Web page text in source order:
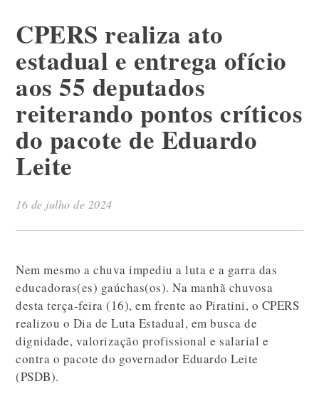
CPERS realiza ato
estadual e entrega ofício
aos 55 deputados
reiterando pontos críticos
do pacote de Eduardo
Leite
16 de julho de 2024
Nem mesmo a chuva impediu a luta e a garra das
educadoras(es) gaúchas(os). Na manhã chuvosa
desta terça-feira (16), em frente ao Piratini, o CPERS
realizou o Dia de Luta Estadual, em busca de
dignidade, valorização profissional e salarial e
contra o pacote do governador Eduardo Leite
(PSDB).